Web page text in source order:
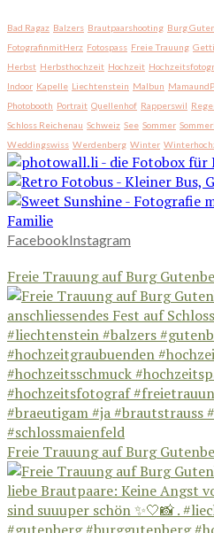
Bad Ragaz Balzers Brautpaarshooting Burg
FotografinmitHerz Fotospass Freie Trauung
Herbst Herbsthochzeit Hochzeit
Indoor Kapelle Liechtenstein Malbun
Photobooth Portrait Quellenhof Rapperswil
Schloss Reichenau Schweiz See Sommer
Weddingswiss Werdenberg Winter
FacebookInstagram
Freie Trauung auf Burg
Freie Trauung auf Burg